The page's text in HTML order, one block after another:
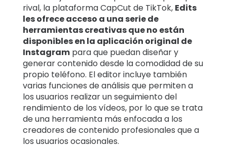
Acceso Crear cuenta
rival, la plataforma CapCut de TikTok, Edits
les ofrece acceso a una serie de
herramientas creativas que no están
disponibles en la aplicación original de
Instagrampara que puedan diseñar y
generar contenido desde la comodidad de su
propio teléfono. El editor incluye también
varias funciones de análisis que permiten a
los usuarios realizar un seguimiento del
rendimiento de los vídeos, por lo que se trata
de una herramienta más enfocada a los
creadores de contenido profesionales que a
los usuarios ocasionales.